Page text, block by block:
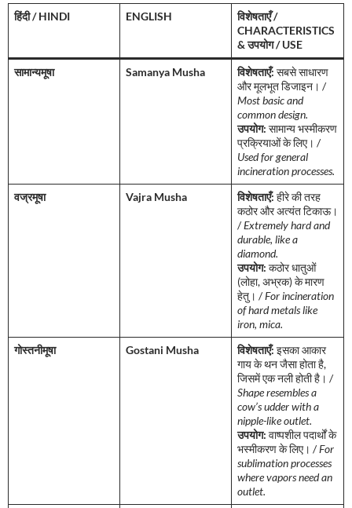
हिंदी / HINDI ENGLISH
विशेषताएँ /
CHARACTERISTICS
& उपयोग / USE
सामान्यमूषा Samanya Musha विशेषताएँ: सबसे साधारण
और मूलभूत डिजाइन। /
Most basic and
common design.
उपयोग: सामान्य भस्मीकरण
प्रक्रियाओं के लिए। /
Used for general
incineration processes.
वज्रमूषा
Vajra Musha विशेषताएँ: हीरे की तरह
कठोर और अत्यंत टिकाऊ।
/Extremely hard and
durable, like a
diamond.
उपयोग: कठोर धातुओं
(लोहा, अभ्रक) के मारण
हेतु। /For incineration
of hard metals like
iron, mica.
गोस्तनीमूषा
Gostani Musha विशेषताएँ: इसका आकार
गाय के थन जैसा होता है,
जिसमें एक नली होती है। /
Shape resembles a
cow’s udder with a
nipple-like outlet.
उपयोग: वाष्पशील पदार्थों के
भस्मीकरण के लिए। /For
sublimation processes
where vapors need an
outlet.